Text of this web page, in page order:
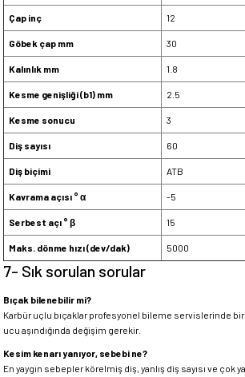
Çap inç 12
Göbek çap mm 30
Kalınlık mm 1.8
Kesme genişliği (b1) mm 2.5
Kesme sonucu 3
Diş sayısı 60
Diş biçimi ATB
Kavrama açısı ° α -5
Serbest açı ° β 15
Maks. dönme hızı (dev/dak) 5000
7- Sık sorulan sorular
Bıçak bilenebilir mi?
Karbür uçlu bıçaklar profesyonel bileme servislerinde
ucu aşındığında değişim gerekir.
Kesim kenarı yanıyor, sebebi ne?
En yaygın sebepler körelmiş diş, yanlış diş sayısı ve çok